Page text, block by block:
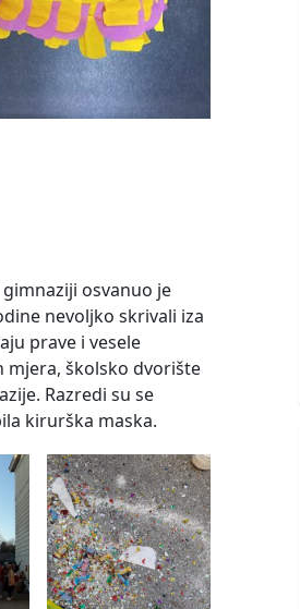
osvanuo je
nevoljko skrivali iza
prave i vesele
mjera, školsko dvorište
Razredi su se
kirurška maska.